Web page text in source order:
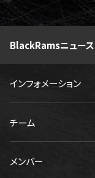
BlackRamsニュース
インフォメーション
チーム
メンバー